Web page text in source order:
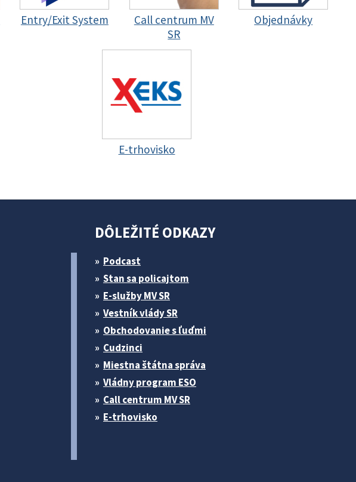
Entry/Exit System
Call centrum MV
SR
Objednávky
E-trhovisko
DÔLEŽITÉ ODKAZY
Podcast
Stan sa policajtom
E-služby MV SR
Vestník vlády SR
Obchodovanie s ľuďmi
Cudzinci
Miestna štátna správa
Vládny program ESO
Call centrum MV SR
E-trhovisko